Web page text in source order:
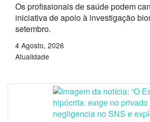
Os profissionais de saúde podem
iniciativa de apoio à investigação
setembro.
4 Agosto, 2026
Atualidade